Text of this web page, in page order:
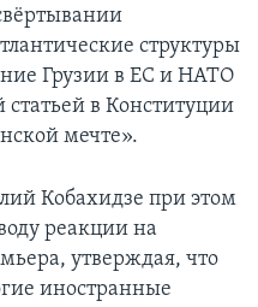
структуры
Грузии в ЕС и НАТО
статьей в Конституции
мечте».
Кобахидзе при этом
реакции на
утверждая, что
иностранные